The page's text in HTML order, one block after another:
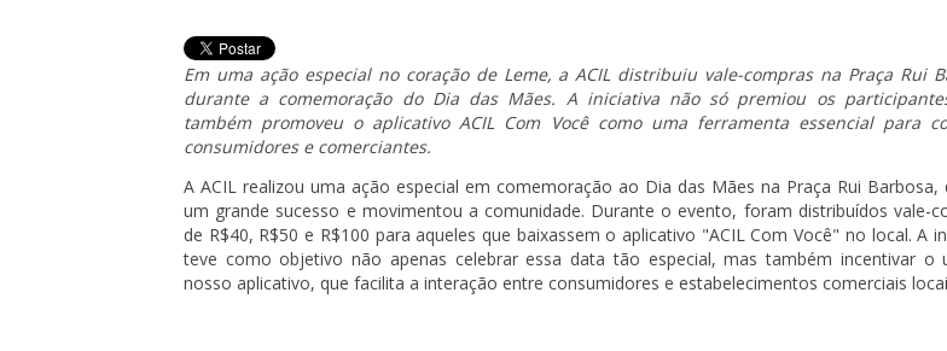
Em uma ação especial no coração de Leme, a ACIL distribuiu vale-compras na Praça Rui
durante a comemoração do Dia das Mães. A iniciativa não só premiou os
também promoveu o aplicativo ACIL Com Você como uma ferramenta essencial para
consumidores e comerciantes.
A ACIL realizou uma ação especial em comemoração ao Dia das Mães na Praça Rui Barbosa,
um grande sucesso e movimentou a comunidade. Durante o evento, foram distribuídos vale-
de R$40, R$50 e R$100 para aqueles que baixassem o aplicativo "ACIL Com Você" no local. A
teve como objetivo não apenas celebrar essa data tão especial, mas também incentivar o
nosso aplicativo, que facilita a interação entre consumidores e estabelecimentos comerciais